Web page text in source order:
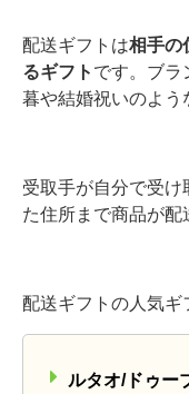
配送ギフトは相手の
るギフト です。ブラ
暮や結婚祝いのよう
受取手が自分で受け
た住所まで商品が配
配送ギフトの人気ギ
ルタオ/ドゥー